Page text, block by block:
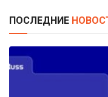
ПОСЛЕДНИЕ